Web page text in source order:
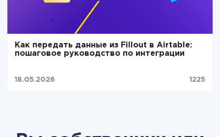
Как передать данные из Fillout в Airtable:
пошаговое руководство по интеграции
18.05.2026 1225